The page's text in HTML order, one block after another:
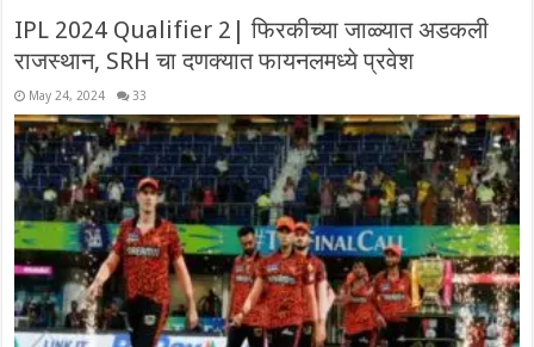
IPL 2024 Qualifier 2| फिरकीच्या जाळ्यात अडकली
राजस्थान, SRH चा दणक्यात फायनलमध्ये प्रवेश
May 24, 2024 33